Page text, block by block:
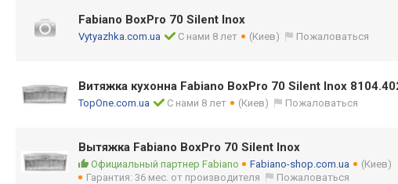
Fabiano BoxPro 70 Silent Inox
Vytyazhka.com.ua С нами 8 лет (Киев) Пожаловаться
Витяжка кухонна Fabiano BoxPro 70 Silent Inox
TopOne.com.ua С нами 8 лет (Киев) Пожаловаться
Вытяжка Fabiano BoxPro 70 Silent Inox
Официальный партнер Fabiano Fabiano-shop.com.ua
(Киев)
Гарантия: 36 мес. от производителя
Пожаловаться